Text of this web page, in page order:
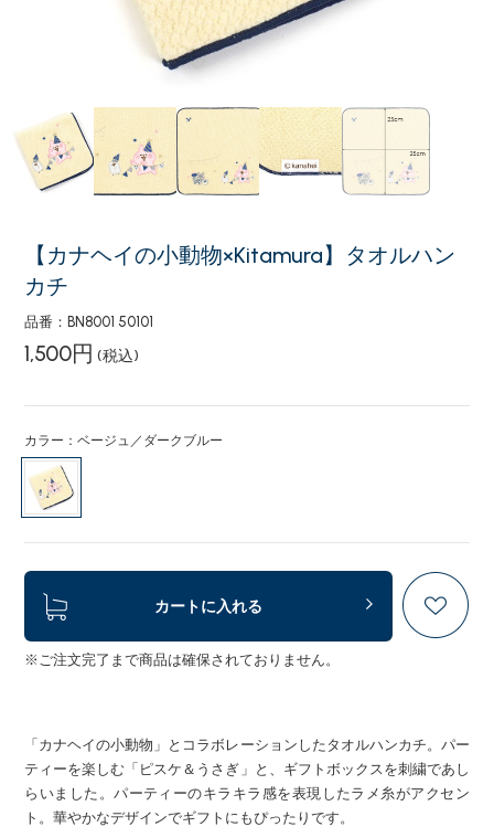
【カナヘイの小動物×Kitamura】タオルハン
カチ
品番：BN8001 50101
1,500円 (税込)
カラー：ベージュ／ダークブルー
カートに入れる
※ご注文完了まで商品は確保されておりません。
「カナヘイの小動物」とコラボレーションしたタオルハンカチ。パー
ティーを楽しむ「ピスケ＆うさぎ」と、ギフトボックスを刺繍であし
らいました。パーティーのキラキラ感を表現したラメ糸がアクセン
ト。華やかなデザインでギフトにもぴったりです。